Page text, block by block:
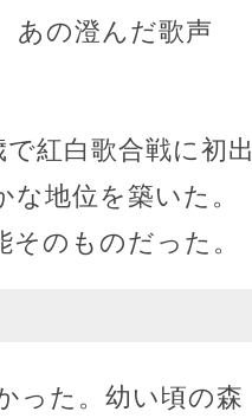
あの澄んだ歌声
紅白歌合戦に初出
地位を築いた。
のものだった。
った。幼い頃の森